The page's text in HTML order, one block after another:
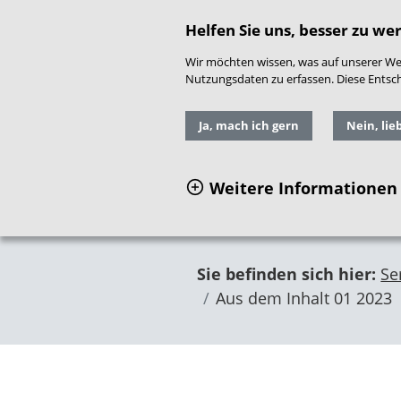
Helfen Sie uns, besser zu
Wir möchten wissen, was auf unserer
Nutzungsdaten zu erfassen. Diese
Ja, mach ich gern Nein,
Weitere Informationen
Readspeaker|
Sie befinden sich hier:
Aus dem Inhalt 01 2023